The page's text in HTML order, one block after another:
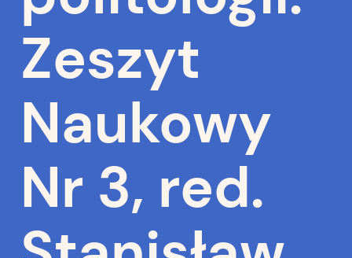
Zeszyt
Naukowy
Nr 3, red.